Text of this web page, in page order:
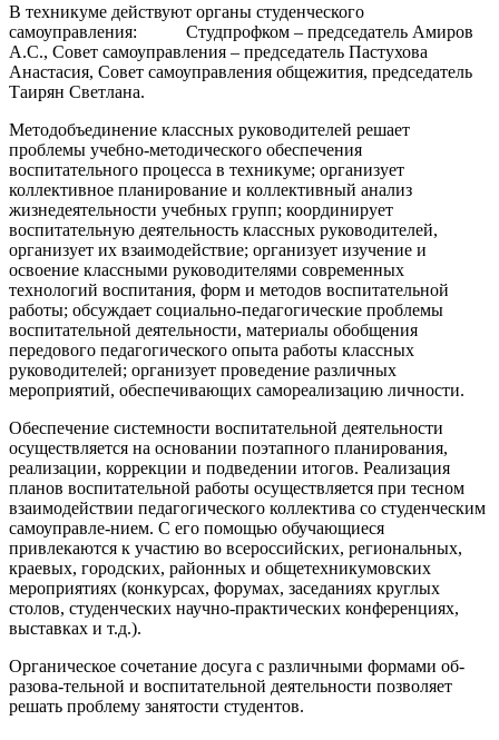
В техникуме действуют органы студенческого
самоуправления: Студпрофком – председатель Амиров
А.С., Совет самоуправления – председатель Пастухова
Анастасия, Совет самоуправления общежития, председатель
Таирян Светлана.
Методобъединение классных руководителей решает
проблемы учебно-методического обеспе­чения
воспитательного процесса в техникуме; организует
коллективное пла­нирование и коллективный анализ
жизнедеятельности учебных групп; координирует
воспитательную деятельность классных руководителей,
организует их взаимодействие; организует изуче­ние и
освоение классными руководителями совре­менных
технологий воспитания, форм и методов воспитательной
работы; об­суждает социально-педагогические проблемы
воспитательной деятельности, материалы обобщения
передового педагогического опыта работы классных
руководителей; организует прове­дение различных
мероприятий, обеспечи­вающих самореализацию личности.
Обеспечение системности воспитательной деятельности
осуществляет­ся на основании поэтапного планирования,
реализации, коррекции и подве­дении итогов. Реализация
планов воспитательной работы осуществляется при тесном
взаимодействии педагогического коллектива со студенческим
само­управле-нием. С его помощью обучающиеся
привлекаются к участию во всероссийских, региональных,
крае­вых, городских, районных и общетехникумовских
мероприятиях (конкурсах, форумах, засе­даниях круглых
столов, студенческих научно-практических конференциях,
выставках и т.д.).
Органическое сочетание досуга с различными формами об­
разова-тельной и воспитательной деятельности позволяет
решать проблему занятости студентов.